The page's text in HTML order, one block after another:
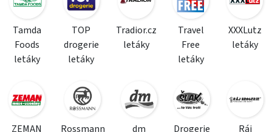
Tamda
Foods
letáky
TOP
drogerie
letáky
Tradior.cz
letáky
Travel
Free
letáky
XXXLutz
letáky
ZEMAN
Rossmann
dm
Drogerie
Ráj